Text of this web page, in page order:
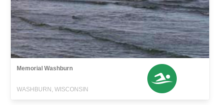
Memorial Washburn
WASHBURN, WISCONSIN